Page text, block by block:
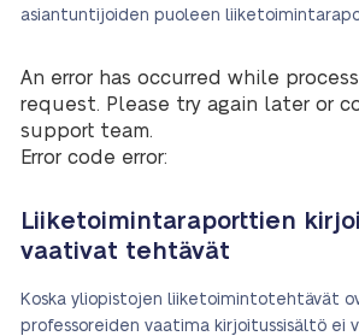
asiantuntijoiden puoleen
An error has occurred while
request. Please try again later or
support team.
Error code error:
Liiketoimintaraporttien
vaativat tehtävät
Koska yliopistojen liiketoimintotehtävät
professoreiden vaatima kirjoitussisältö ei